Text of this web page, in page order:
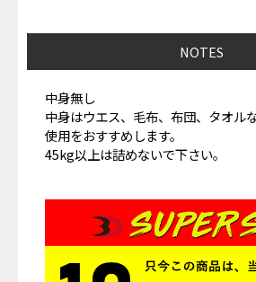
NOTES
中身無し
中身はウエス、毛布、布団、タオル
使用をおすすめします。
45kg以上は詰めないで下さい。